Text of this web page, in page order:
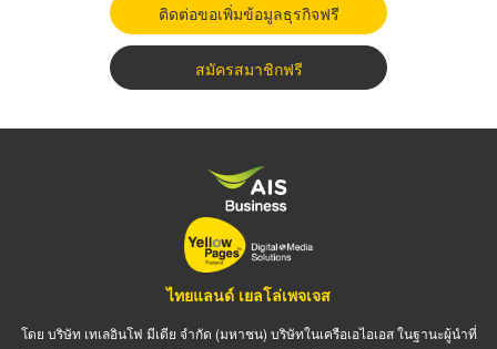
ติดต่อขอเพิ่มข้อมูลธุรกิจฟรี
สมัครสมาชิกฟรี
ไทยแลนด์ เยลโล่เพจเจส
โดย บริษัท เทเลอินโฟ มีเดีย จำกัด (มหาชน) บริษัทในเครือเอไอเอส ในฐานะผู้นำที่